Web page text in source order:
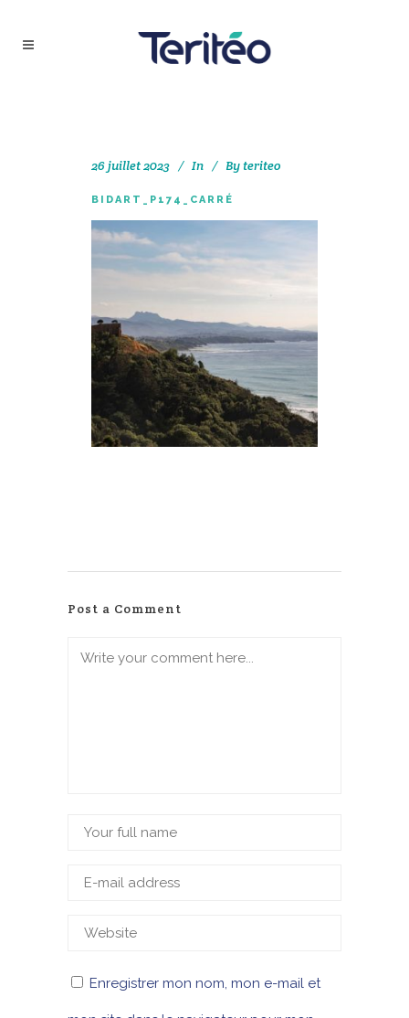
26 juillet 2023 In Byteriteo
BIDART_P174_CARRÉ
Post a Comment
Enregistrer mon nom, mon e-mail et